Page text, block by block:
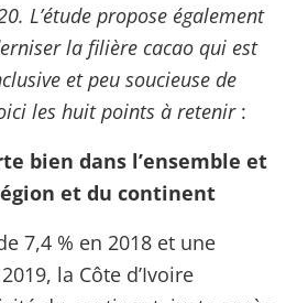
L’étude propose également
la filière cacao qui est
et peu soucieuse de
les huit points à retenir :
bien dans l’ensemble et
et du continent
7,4 % en 2018 et une
la Côte d’Ivoire